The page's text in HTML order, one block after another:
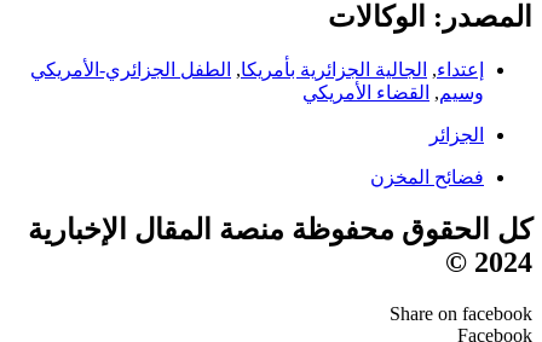
المصدر: الوكالات
إعتداء, الجالية الجزائرية بأمريكا, الطفل الجزائري-الأمريكي
وسيم, القضاء الأمريكي
الجزائر
فضائح المخزن
كل الحقوق محفوظة منصة المقال الإخبارية
2024 ©
Share on facebook
Facebook